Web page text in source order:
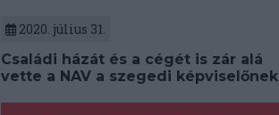
2020. július 31.
Családi házát és a cégét is zár alá
vette a NAV a szegedi képviselőnek